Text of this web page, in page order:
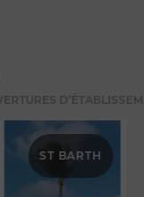
ST BARTH